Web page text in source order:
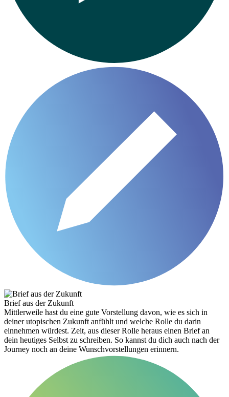
Brief aus der Zukunft
Mittlerweile hast du eine gute Vorstellung davon, wie es sich in
deiner utopischen Zukunft anfühlt und welche Rolle du darin
einnehmen würdest. Zeit, aus dieser Rolle heraus einen Brief an
dein heutiges Selbst zu schreiben. So kannst du dich auch nach der
Journey noch an deine Wunschvorstellungen erinnern.